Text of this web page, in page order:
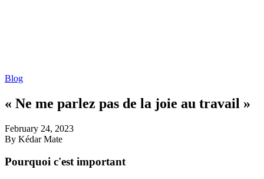
Blog
« Ne me parlez pas de la joie au travail »
February 24, 2023
By Kédar Mate
Pourquoi c'est important